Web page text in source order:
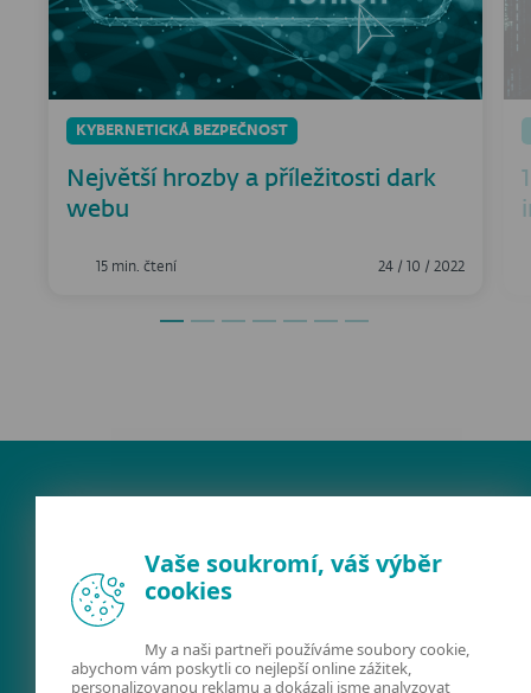
KYBERNETICKÁ BEZPEČNOST
Největší hrozby a příležitosti dark
webu
15 min. čtení 24 / 10 / 2022
FACEBOOK
X LINKEDIN
Vaše soukromí, váš výběr
cookies
My a naši partneři používáme soubory cookie,
abychom vám poskytli co nejlepší online zážitek,
personalizovanou reklamu a dokázali jsme analyzovat